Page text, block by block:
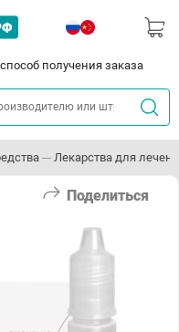
получения заказа
Лекарства для
Поделиться